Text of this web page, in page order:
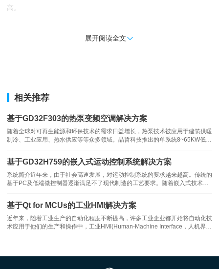
高。
加速度计平滑滤波、磁力计平面校准，以后看情况可能会慢慢更新加
速度计精确校准、磁力计椭球拟合校准、陀螺仪温度补偿等。
第一部分：硬件
1.传感器：MPU9150（INVENSENSE公司的，单芯片内集成了加速
了加速度计和陀螺仪，没有融合磁力计进去，具有自校准功能，价格
比MPU6050贵很多，但是省PCB面积，省事，轴向重合度高。实际
上就是把MPU6050和磁力计 AK8975
放在同一个芯片里，程序还是
法的更新频率不高）；
展开阅读全文
相关推荐
基于GD32F303的热泵变频空调解决方案
随着全球对可再生能源和环保技术的需求日益增长，热泵技术被应用于建筑供暖
制冷、工业应用、热水供应等等众多领域。晶哲科技推出的单系统8~65KW低温
GD32F303性能参数• Cortex-M4 @120MHz主频，150DMIPS的处理性
基于GD32H759的嵌入式运动控制系统解决方案
系统简介近年来，由于社会高速发展，对运动控制系统的要求越来越高。传统的
基于PC及低端微控制器逐渐满足不了现代制造的工艺要求。随着嵌入式技术的
ARM技术的微处理器具有体积小、低成本、低功耗的特点，在工业自动化运动
控制领域具有广阔的发展前
基于Qt for MCUs的工业HMI解决方案
近年来，随着工业生产的自动化程度不断提高，许多工业企业都开始将自动化技
术应用于他们的生产和操作中，工业HMI(Human-Machine Interface，人机界